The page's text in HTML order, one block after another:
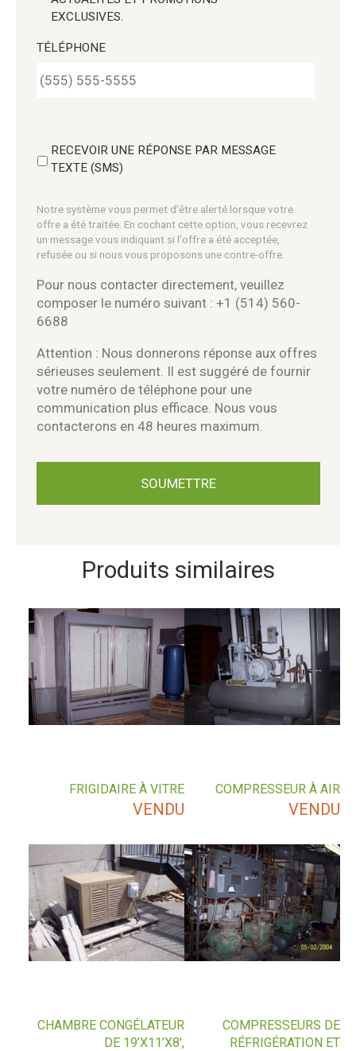
EXCLUSIVES.
TÉLÉPHONE
RECEVOIR UNE RÉPONSE PAR MESSAGE
TEXTE (SMS)
Notre système vous permet d'être alerté lorsque votre
offre a été traitée. En cochant cette option, vous recevrez
un message vous indiquant si l'offre a été acceptée,
refusée ou si nous vous proposons une contre-offre.
Pour nous contacter directement, veuillez
composer le numéro suivant : +1 (514) 560-
6688
Attention : Nous donnerons réponse aux offres
sérieuses seulement. Il est suggéré de fournir
votre numéro de téléphone pour une
communication plus efficace. Nous vous
contacterons en 48 heures maximum.
Produits similaires
COMPRESSEUR À AIR
VENDU
FRIGIDAIRE À VITRE
VENDU
COMPRESSEURS DE
RÉFRIGÉRATION ET
CHAMBRE CONGÉLATEUR
DE 19’X11’X8′,